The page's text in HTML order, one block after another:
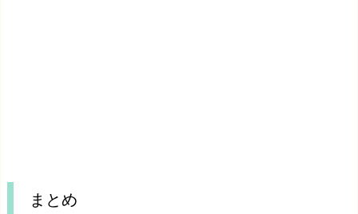
まとめ